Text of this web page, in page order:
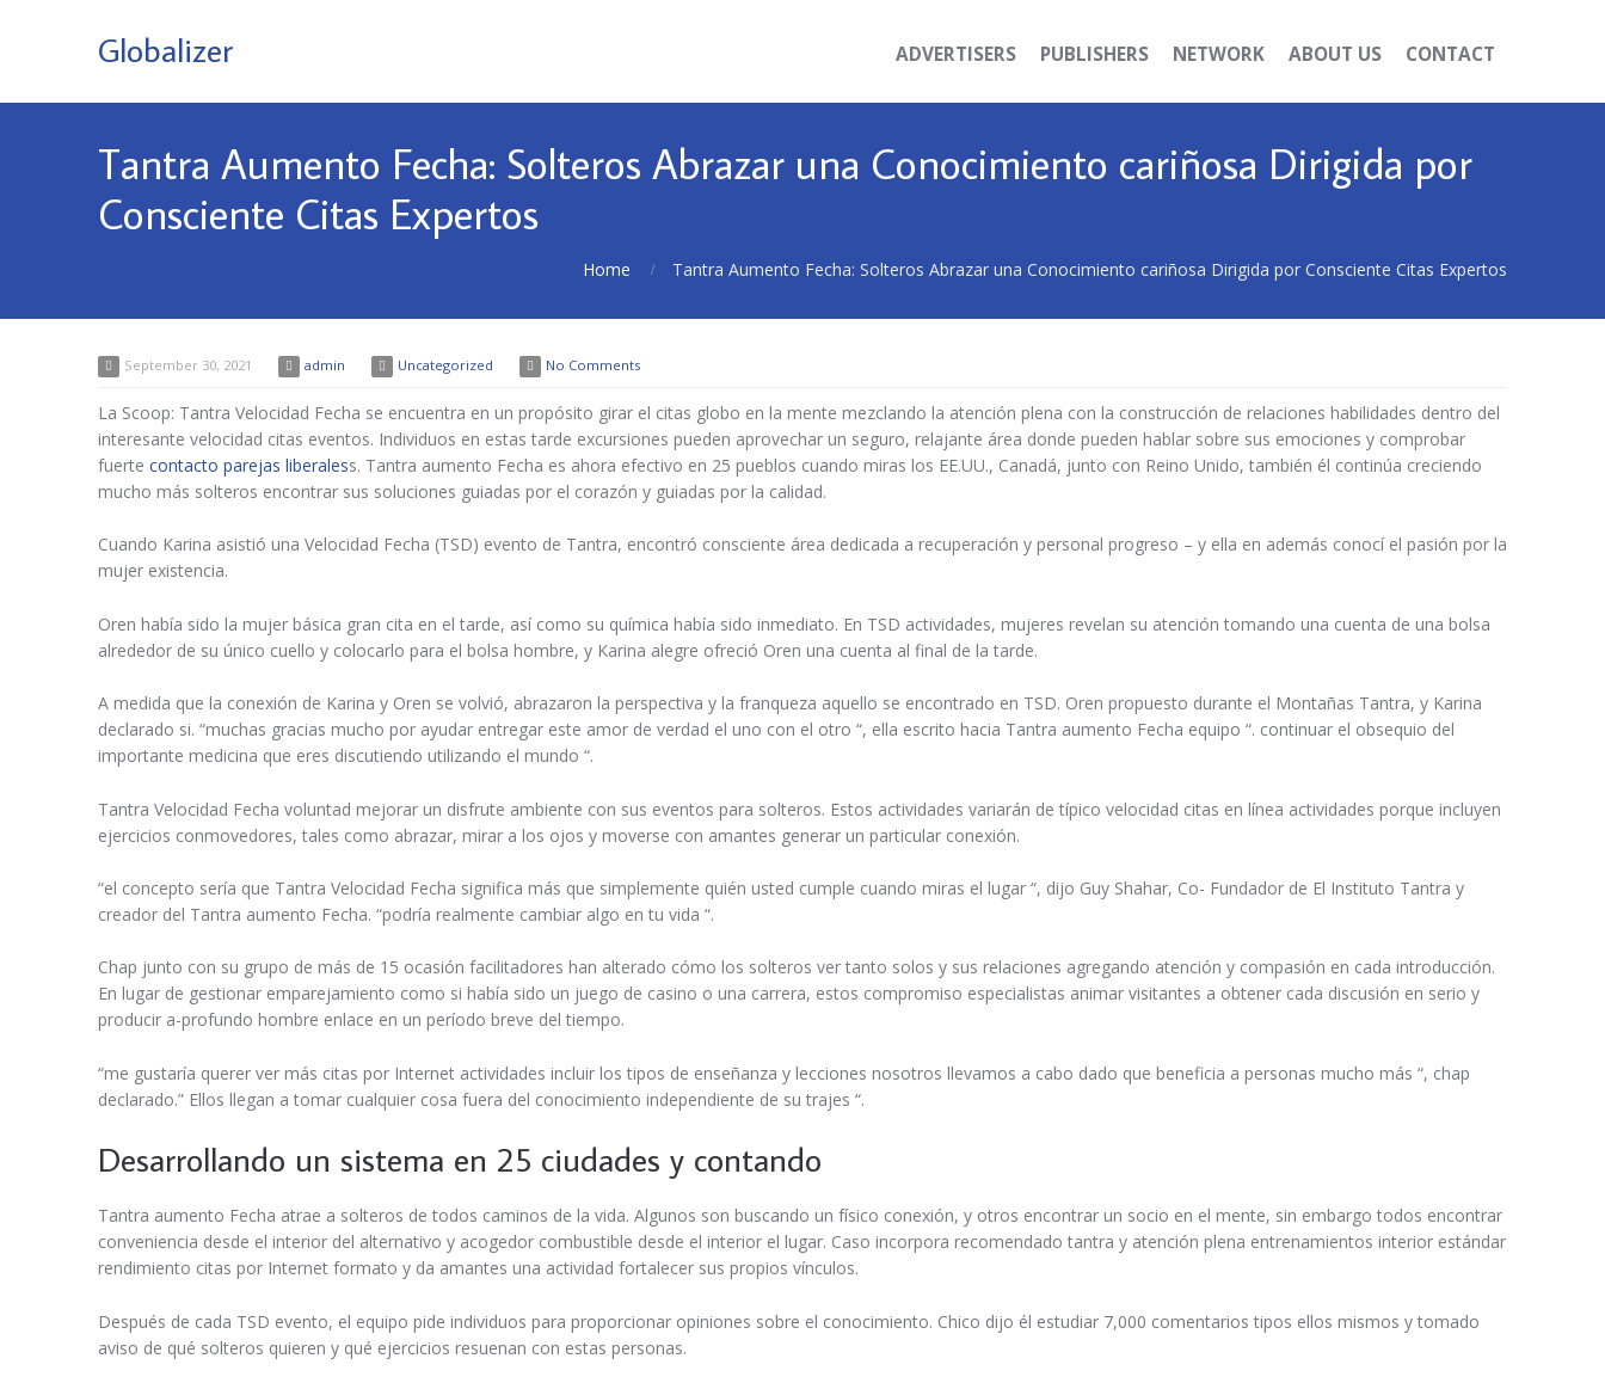
Globalizer ADVERTISERS PUBLISHERS NETWORK ABOUT US CONTACT
Tantra Aumento Fecha: Solteros Abrazar una Conocimiento cariñosa Dirigida por
Consciente Citas Expertos
Home Tantra Aumento Fecha: Solteros Abrazar una Conocimiento cariñosa Dirigida por Consciente Citas Expertos
September 30, 2021 admin Uncategorized No Comments
La Scoop: Tantra Velocidad Fecha se encuentra en un propósito girar el citas globo en la mente mezclando la atención plena con la construcción de relaciones habilidades dentro del
interesante velocidad citas eventos. Individuos en estas tarde excursiones pueden aprovechar un seguro, relajante área donde pueden hablar sobre sus emociones y comprobar
fuerte contacto parejas liberaless. Tantra aumento Fecha es ahora efectivo en 25 pueblos cuando miras los EE.UU., Canadá, junto con Reino Unido, también él continúa creciendo
mucho más solteros encontrar sus soluciones guiadas por el corazón y guiadas por la calidad.
Cuando Karina asistió una Velocidad Fecha (TSD) evento de Tantra, encontró consciente área dedicada a recuperación y personal progreso – y ella en además conocí el pasión por la
mujer existencia.
Oren había sido la mujer básica gran cita en el tarde, así como su química había sido inmediato. En TSD actividades, mujeres revelan su atención tomando una cuenta de una bolsa
alrededor de su único cuello y colocarlo para el bolsa hombre, y Karina alegre ofreció Oren una cuenta al final de la tarde.
A medida que la conexión de Karina y Oren se volvió, abrazaron la perspectiva y la franqueza aquello se encontrado en TSD. Oren propuesto durante el Montañas Tantra, y Karina
declarado si. “muchas gracias mucho por ayudar entregar este amor de verdad el uno con el otro “, ella escrito hacia Tantra aumento Fecha equipo “. continuar el obsequio del
importante medicina que eres discutiendo utilizando el mundo “.
Tantra Velocidad Fecha voluntad mejorar un disfrute ambiente con sus eventos para solteros. Estos actividades variarán de típico velocidad citas en línea actividades porque incluyen
ejercicios conmovedores, tales como abrazar, mirar a los ojos y moverse con amantes generar un particular conexión.
“el concepto sería que Tantra Velocidad Fecha significa más que simplemente quién usted cumple cuando miras el lugar “, dijo Guy Shahar, Co- Fundador de El Instituto Tantra y
creador del Tantra aumento Fecha. “podría realmente cambiar algo en tu vida “.
Chap junto con su grupo de más de 15 ocasión facilitadores han alterado cómo los solteros ver tanto solos y sus relaciones agregando atención y compasión en cada introducción.
En lugar de gestionar emparejamiento como si había sido un juego de casino o una carrera, estos compromiso especialistas animar visitantes a obtener cada discusión en serio y
producir a-profundo hombre enlace en un período breve del tiempo.
“me gustaría querer ver más citas por Internet actividades incluir los tipos de enseñanza y lecciones nosotros llevamos a cabo dado que beneficia a personas mucho más “, chap
declarado.” Ellos llegan a tomar cualquier cosa fuera del conocimiento independiente de su trajes “.
Desarrollando un sistema en 25 ciudades y contando
Tantra aumento Fecha atrae a solteros de todos caminos de la vida. Algunos son buscando un físico conexión, y otros encontrar un socio en el mente, sin embargo todos encontrar
conveniencia desde el interior del alternativo y acogedor combustible desde el interior el lugar. Caso incorpora recomendado tantra y atención plena entrenamientos interior estándar
rendimiento citas por Internet formato y da amantes una actividad fortalecer sus propios vínculos.
Después de cada TSD evento, el equipo pide individuos para proporcionar opiniones sobre el conocimiento. Chico dijo él estudiar 7,000 comentarios tipos ellos mismos y tomado
aviso de qué solteros quieren y qué ejercicios resuenan con estas personas.